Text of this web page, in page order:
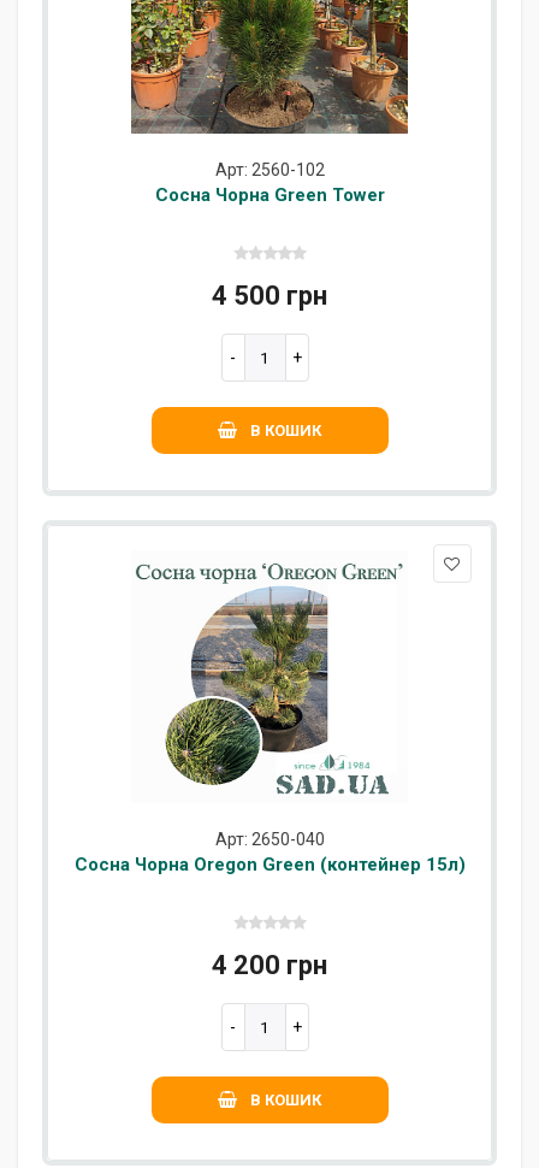
Арт: 2560-102
Сосна Чорна Green Tower
4 500 грн
В КОШИК
Арт: 2650-040
Сосна Чорна Oregon Green (контейнер 15л)
4 200 грн
В КОШИК